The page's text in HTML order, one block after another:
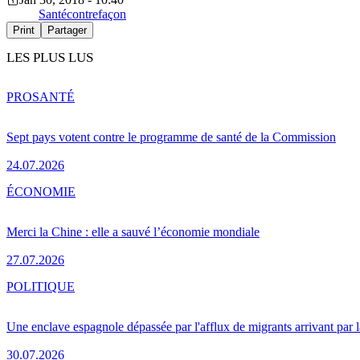
Santécontrefaçon
Print Partager
LES PLUS LUS
Sept pays votent contre le programme de santé de la Commission
24.07.2026
PROSANTÉ
Merci la Chine : elle a sauvé l’économie mondiale
27.07.2026
ÉCONOMIE
Une enclave espagnole dépassée par l'afflux de migrants arrivant par
30.07.2026
POLITIQUE